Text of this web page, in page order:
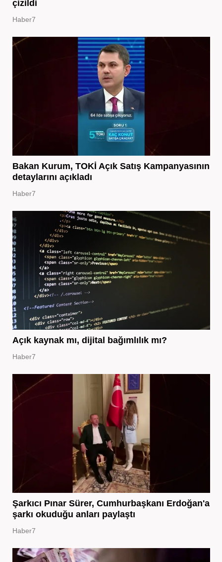
çizildi
Haber7
Bakan Kurum, TOKİ Açık Satış Kampanyasının
detaylarını açıkladı
Haber7
Açık kaynak mı, dijital bağımlılık mı?
Haber7
Şarkıcı Pınar Sürer, Cumhurbaşkanı Erdoğan'a
şarkı okuduğu anları paylaştı
Haber7